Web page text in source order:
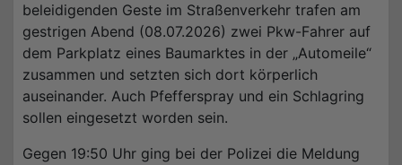
beleidigenden Geste im Straßenverkehr trafen am
gestrigen Abend (08.07.2026) zwei Pkw-Fahrer auf
dem Parkplatz eines Baumarktes in der „Automeile“
zusammen und setzten sich dort körperlich
auseinander. Auch Pfefferspray und ein Schlagring
sollen eingesetzt worden sein.
Gegen 19:50 Uhr ging bei der Polizei die Meldung